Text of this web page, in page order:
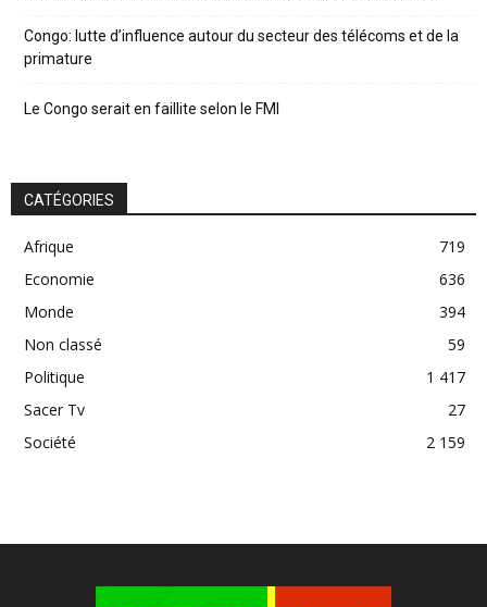
Congo: lutte d’influence autour du secteur des télécoms et de la
primature
Le Congo serait en faillite selon le FMI
CATÉGORIES
Afrique
719
Economie
636
Monde
394
Non classé
59
Politique
1 417
Sacer Tv
27
Société
2 159